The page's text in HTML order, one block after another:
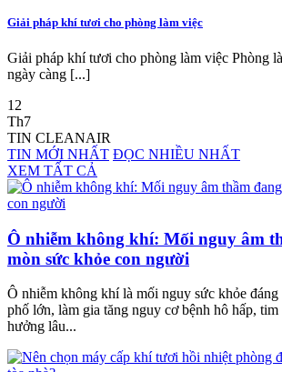
Giải pháp khí tươi cho phòng làm việc
Giải pháp khí tươi cho phòng làm việc Phòng
ngày càng [...]
12
Th7
TIN CLEANAIR
TIN MỚI NHẤT ĐỌC NHIỀU NHẤT
XEM TẤT CẢ
Ô nhiễm không khí: Mối nguy âm
mòn sức khỏe con người
Ô nhiễm không khí là mối nguy sức khỏe đáng
phố lớn, làm gia tăng nguy cơ bệnh hô hấp, tim
hưởng lâu...